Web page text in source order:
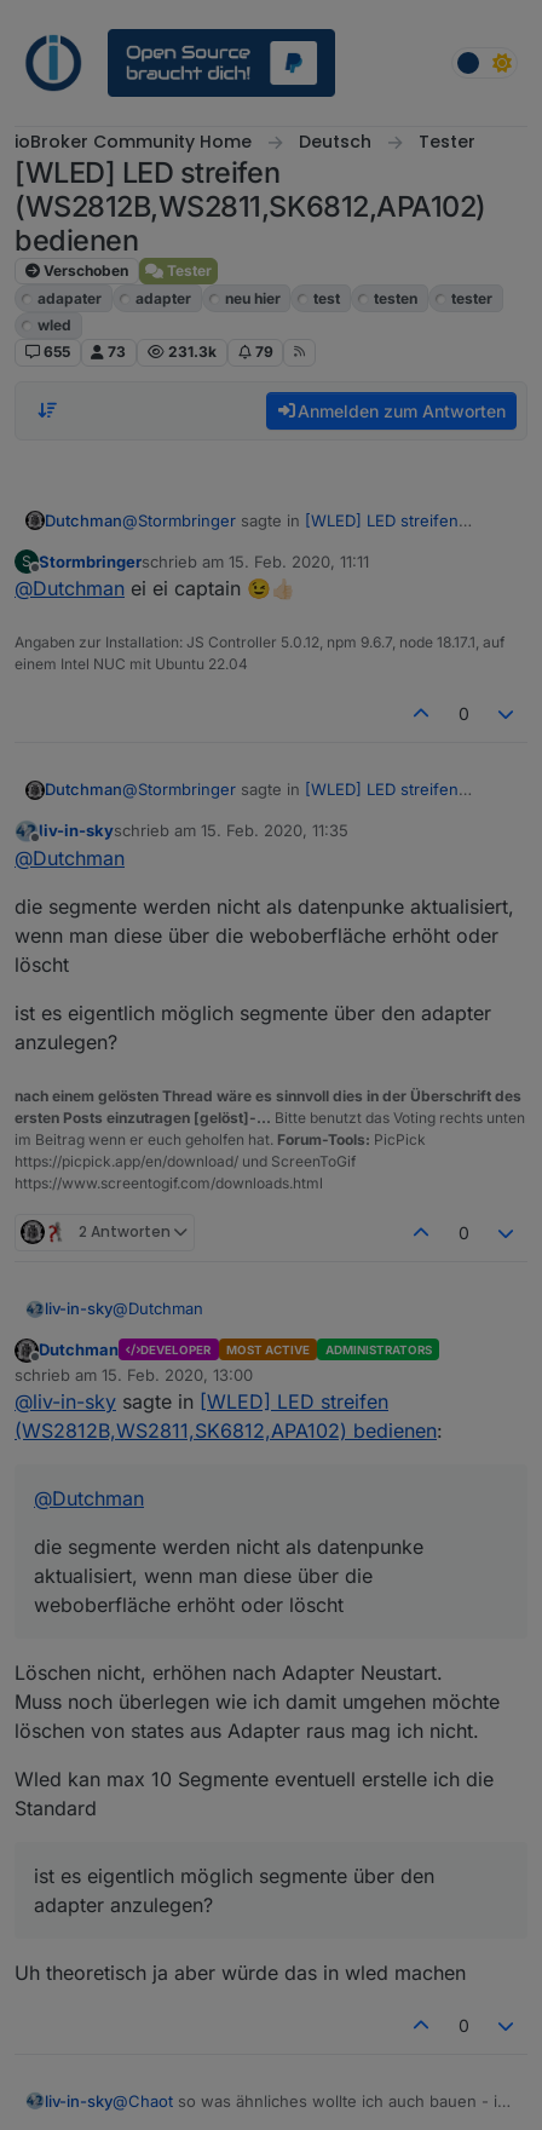
ioBroker Community Home Deutsch Tester
[WLED] LED streifen
(WS2812B,WS2811,SK6812,APA102)
bedienen
Verschoben
Tester
adapater
adapter neu hier test testen
tester
wled
655
73 231.3k 79
Anmelden zum Antworten
Dutchman@Stormbringer sagte in [WLED] LED streifen
@DutchmanVersion 0.8.5. Ist die falsch?
bitte version 0.9.0 probieren von WLED
S
Offline
Stormbringerschrieb am 15. Feb. 2020, 11:11
zuletzt editiert von
@Dutchman ei ei captain 😉👍🏻
Angaben zur Installation: JS Controller 5.0.12, npm 9.6.7, node 18.17.1, auf
einem Intel NUC mit Ubuntu 22.04
0
Dutchman@Stormbringer sagte in [WLED] LED streifen
bitte version 0.9.0 probieren von WLED
Offline
liv-in-skyschrieb am 15. Feb. 2020, 11:35
zuletzt editiert von
@Dutchman
die segmente werden nicht als datenpunke aktualisiert,
wenn man diese über die weboberfläche erhöht oder
löscht
ist es eigentlich möglich segmente über den adapter
anzulegen?
nach einem gelösten Thread wäre es sinnvoll dies in der Überschrift des
ersten Posts einzutragen [gelöst]-... Bitte benutzt das Voting rechts unten
im Beitrag wenn er euch geholfen hat. Forum-Tools: PicPick
https://picpick.app/en/download/ und ScreenToGif
https://www.screentogif.com/downloads.html
2 Antworten 0
liv-in-sky@Dutchman
die segmente werden nicht als datenpunke
aktualisiert, wenn man diese über die weboberfläche
erhöht oder löscht
ist es eigentlich möglich segmente über den adapter
anzulegen?
Offline
Dutchman DEVELOPER MOST ACTIVE ADMINISTRATORS
schrieb am 15. Feb. 2020, 13:00
zuletzt editiert von
@liv-in-sky sagte in [WLED] LED streifen
(WS2812B,WS2811,SK6812,APA102) bedienen:
@Dutchman
die segmente werden nicht als datenpunke
aktualisiert, wenn man diese über die
weboberfläche erhöht oder löscht
Löschen nicht, erhöhen nach Adapter Neustart.
Muss noch überlegen wie ich damit umgehen möchte
löschen von states aus Adapter raus mag ich nicht.
Wled kan max 10 Segmente eventuell erstelle ich die
Standard
ist es eigentlich möglich segmente über den
adapter anzulegen?
Uh theoretisch ja aber würde das in wled machen
0
liv-in-sky@Chaot so was ähnliches wollte ich auch bauen - ich